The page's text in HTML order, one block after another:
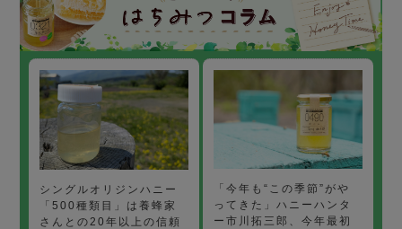
シングルオリジンハニー
「500種類目」は養蜂家
さんとの20年以上の信頼
「今年も“この季節”がや
ってきた」ハニーハンタ
ー市川拓三郎、今年最初